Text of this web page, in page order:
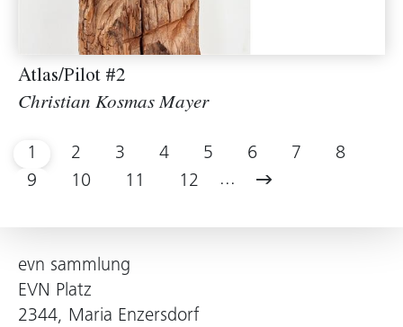
Atlas/Pilot #2
Christian Kosmas Mayer
1 2 3 4 5 6 7
8
9
10 11 12 ...
evn sammlung
EVN Platz
2344, Maria Enzersdorf